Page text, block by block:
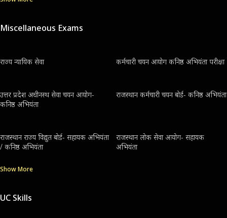
Miscellaneous Exams
राज्य न्यायिक सेवा कर्मचारी चयन आयोग कनिष्ठ अभियंता परीक्षा
उत्तर प्रदेश अधीनस्थ सेवा चयन आयोग-
कनिष्ठ अभियंता
राजस्थान कर्मचारी चयन बोर्ड- कनिष्ठ अभियंता
राजस्थान राज्य विद्युत बोर्ड- सहायक अभियंता
/ कनिष्ठ अभियंता
राजस्थान लोक सेवा आयोग- सहायक
अभियंता
Show More
UC Skills